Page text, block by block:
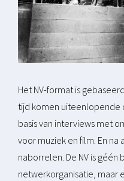
Het NV-format is
tijd komen uiteenlopende
basis van interviews met
voor muziek en film. En
naborrelen. De NV is géén
netwerkorganisatie, maar